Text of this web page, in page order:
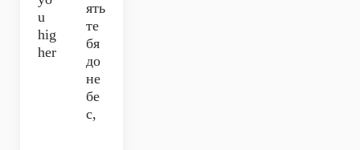
u
hig
her
ять
те
бя
до
не
бе
с,